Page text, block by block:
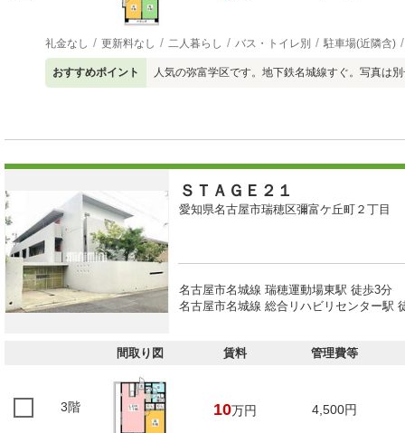
礼金なし 更新料なし 二人暮らし バス・トイレ別 駐車場(近隣含)
おすすめポイント 人気の弥富学区です。地下鉄名城線すぐ。写真は
ＳＴＡＧＥ２１
愛知県名古屋市瑞穂区彌富ケ丘町２丁目
名古屋市名城線 瑞穂運動場東駅 徒歩3分
名古屋市名城線 総合リハビリセンター駅
間取り図 賃料 管理費等
3階 10万円 4,500円